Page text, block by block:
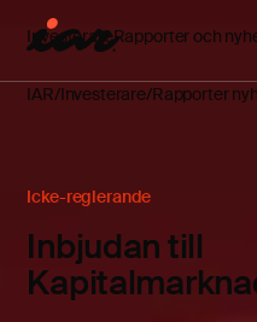
InvesterareRapporter och
IAR Investerare Rapporter
Icke-reglerande
Inbjudan till